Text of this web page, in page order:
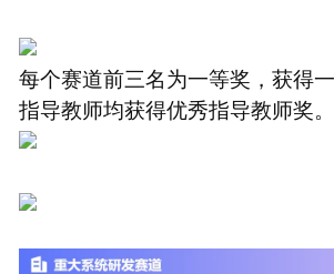
每个赛道前三名为一等奖，获得
指导教师均获得优秀指导教师奖。